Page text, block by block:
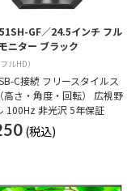
GF／24.5インチ フル
ニター ブラック
ルHD）
C接続 フリースタイルス
高さ・角度・回転） 広視野
100Hz 非光沢 5年保証